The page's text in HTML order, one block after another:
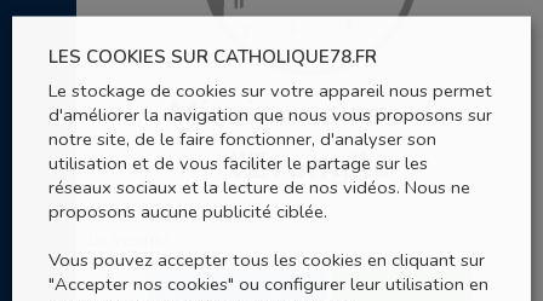
Missionnaires de
l’Evangile
10 rue Henri Cloppet
ENVOYER UN EMAIL 06 30 34 54 06
LES COOKIES SUR CATHOLIQUE78.FR
Le stockage de cookies sur votre appareil nous permet
d'améliorer la navigation que nous vous proposons sur
notre site, de le faire fonctionner, d'analyser son
utilisation et de vous faciliter le partage sur les
réseaux sociaux et la lecture de nos vidéos. Nous ne
proposons aucune publicité ciblée.
Vous pouvez accepter tous les cookies en cliquant sur
"Accepter nos cookies" ou configurer leur utilisation en